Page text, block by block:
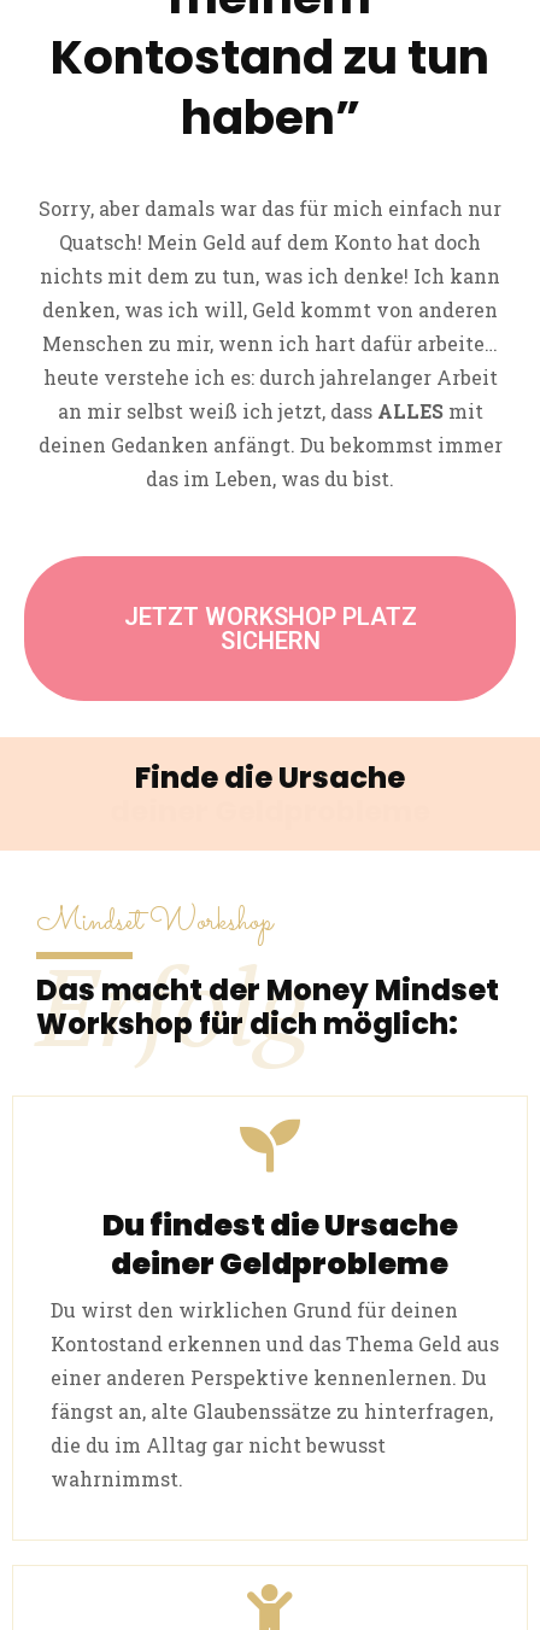
Kontostand zu tun
haben”
Sorry, aber damals war das für mich einfach nur
Quatsch! Mein Geld auf dem Konto hat doch
nichts mit dem zu tun, was ich denke! Ich kann
denken, was ich will, Geld kommt von anderen
Menschen zu mir, wenn ich hart dafür arbeite…
heute verstehe ich es: durch jahrelanger Arbeit
an mir selbst weiß ich jetzt, dass ALLESmit
deinen Gedanken anfängt. Du bekommst immer
das im Leben, was du bist.
JETZT WORKSHOP PLATZ
SICHERN
Finde die Ursache
Erfolg
Mindset Workshop
Das macht der Money Mindset
Workshop für dich möglich:
Du findest die Ursache
deiner Geldprobleme
Du wirst den wirklichen Grund für deinen
Kontostand erkennen und das Thema Geld aus
einer anderen Perspektive kennenlernen. Du
fängst an, alte Glaubenssätze zu hinterfragen,
die du im Alltag gar nicht bewusst
wahrnimmst.